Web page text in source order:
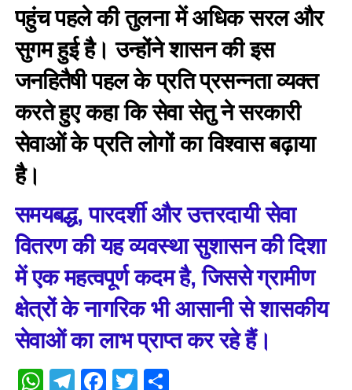
पहुंच पहले की तुलना में अधिक सरल और
सुगम हुई है। उन्होंने शासन की इस
जनहितैषी पहल के प्रति प्रसन्नता व्यक्त
करते हुए कहा कि सेवा सेतु ने सरकारी
सेवाओं के प्रति लोगों का विश्वास बढ़ाया
है।
समयबद्ध, पारदर्शी और उत्तरदायी सेवा
वितरण की यह व्यवस्था सुशासन की दिशा
में एक महत्वपूर्ण कदम है, जिससे ग्रामीण
क्षेत्रों के नागरिक भी आसानी से शासकीय
सेवाओं का लाभ प्राप्त कर रहे हैं।
WhatsApp
Telegram
Facebook
Twitter
Share